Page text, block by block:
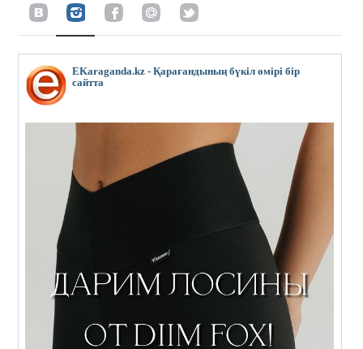
EKaraganda.kz - Қарағандының бүкіл өмірі бір
сайтта